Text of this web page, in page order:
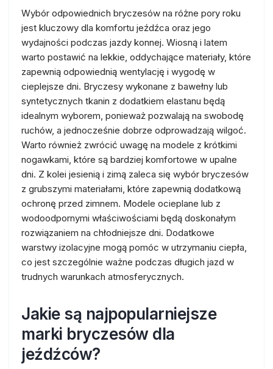
Wybór odpowiednich bryczesów na różne pory roku
jest kluczowy dla komfortu jeźdźca oraz jego
wydajności podczas jazdy konnej. Wiosną i latem
warto postawić na lekkie, oddychające materiały, które
zapewnią odpowiednią wentylację i wygodę w
cieplejsze dni. Bryczesy wykonane z bawełny lub
syntetycznych tkanin z dodatkiem elastanu będą
idealnym wyborem, ponieważ pozwalają na swobodę
ruchów, a jednocześnie dobrze odprowadzają wilgoć.
Warto również zwrócić uwagę na modele z krótkimi
nogawkami, które są bardziej komfortowe w upalne
dni. Z kolei jesienią i zimą zaleca się wybór bryczesów
z grubszymi materiałami, które zapewnią dodatkową
ochronę przed zimnem. Modele ocieplane lub z
wodoodpornymi właściwościami będą doskonałym
rozwiązaniem na chłodniejsze dni. Dodatkowe
warstwy izolacyjne mogą pomóc w utrzymaniu ciepła,
co jest szczególnie ważne podczas długich jazd w
trudnych warunkach atmosferycznych.
Jakie są najpopularniejsze
marki bryczesów dla
jeźdźców?